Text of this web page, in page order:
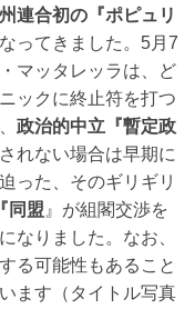
連合初の『ポピュリ
ってきました。5月7
マッタレッラは、ど
ックに終止符を打つ
政治的中立『暫定政
れない場合は早期に
った、そのギリギリ
同盟 』が組閣交渉を
なりました。なお、
る可能性もあること
ます（タイトル写真